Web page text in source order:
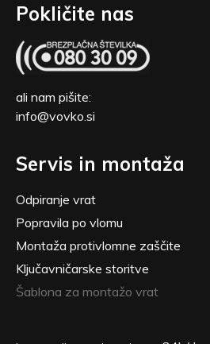
Pokličite nas
ali nam pišite:
info@vovko.si
Servis in montaža
Odpiranje vrat
Popravila po vlomu
Montaža protivlomne zaščite
Ključavničarske storitve
Šablona za montažo vrat